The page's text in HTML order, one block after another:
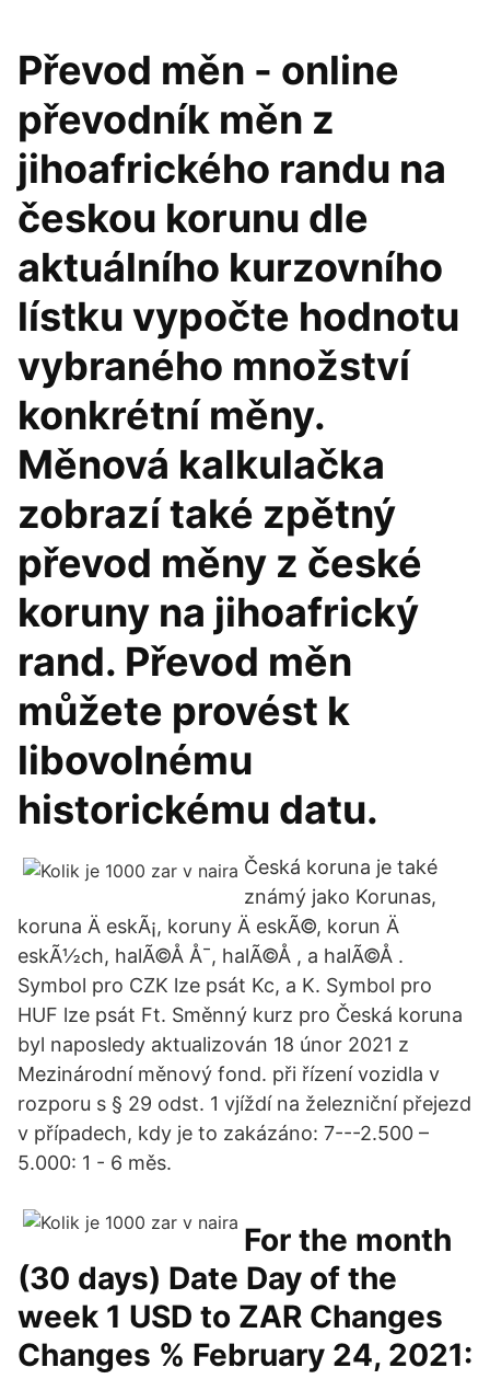
Převod měn - online
převodník měn z
jihoafrického randu na
českou korunu dle
aktuálního kurzovního
lístku vypočte hodnotu
vybraného množství
konkrétní měny.
Měnová kalkulačka
zobrazí také zpětný
převod měny z české
koruny na jihoafrický
rand. Převod měn
můžete provést k
libovolnému
historickému datu.
Česká koruna je také
známý jako Korunas,
koruna Ä eskÃ¡, koruny Ä eskÃ©, korun Ä
eskÃ½ch, halÃ©Å Å¯, halÃ©Å , a halÃ©Å .
Symbol pro CZK lze psát Kc, a K. Symbol pro
HUF lze psát Ft. Směnný kurz pro Česká koruna
byl naposledy aktualizován 18 únor 2021 z
Mezinárodní měnový fond. při řízení vozidla v
rozporu s § 29 odst. 1 vjíždí na železniční přejezd
v případech, kdy je to zakázáno: 7---2.500 –
5.000: 1 - 6 měs.
For the month
(30 days) Date Day of the
week 1 USD to ZAR Changes
Changes % February 24, 2021: